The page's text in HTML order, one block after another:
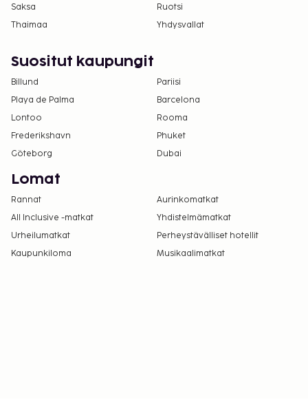
Saksa
Ruotsi
Thaimaa
Yhdysvallat
Suositut kaupungit
Billund
Pariisi
Playa de Palma
Barcelona
Lontoo
Rooma
Frederikshavn
Phuket
Göteborg
Dubai
Lomat
Rannat
Aurinkomatkat
All Inclusive -matkat
Yhdistelmämatkat
Urheilumatkat
Perheystävälliset hotellit
Kaupunkiloma
Musikaalimatkat